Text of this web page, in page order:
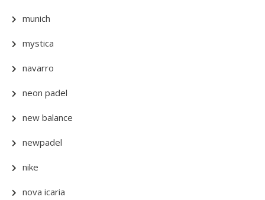
munich
mystica
navarro
neon padel
new balance
newpadel
nike
nova icaria